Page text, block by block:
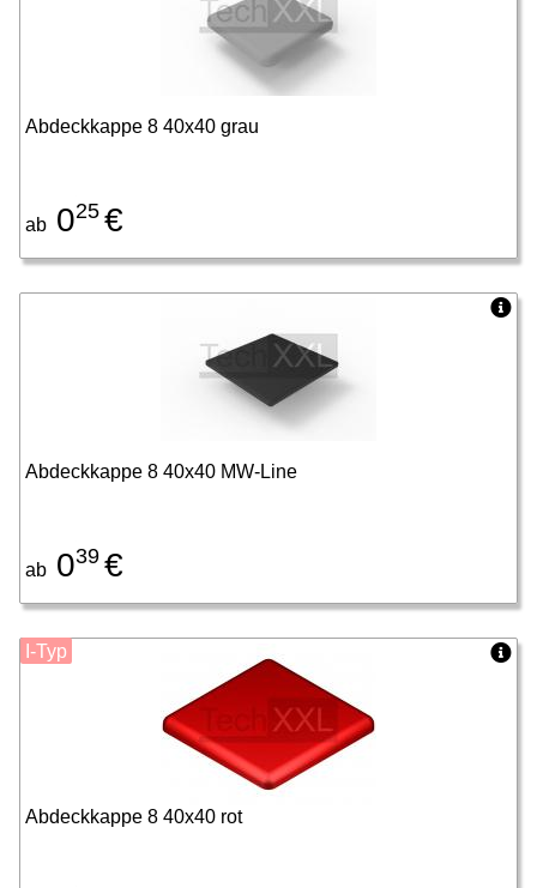
Abdeckkappe 8 40x40 grau
ab 025 €
Abdeckkappe 8 40x40 MW-Line
ab 039 €
Abdeckkappe 8 40x40 rot
I-Typ